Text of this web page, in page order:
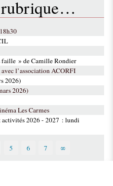
rubrique…
faille » de Camille Rondier
l’association ACORFI
2026)
2026)
Les Carmes
activités 2026 - 2027 : lundi
5 6 7 ∞